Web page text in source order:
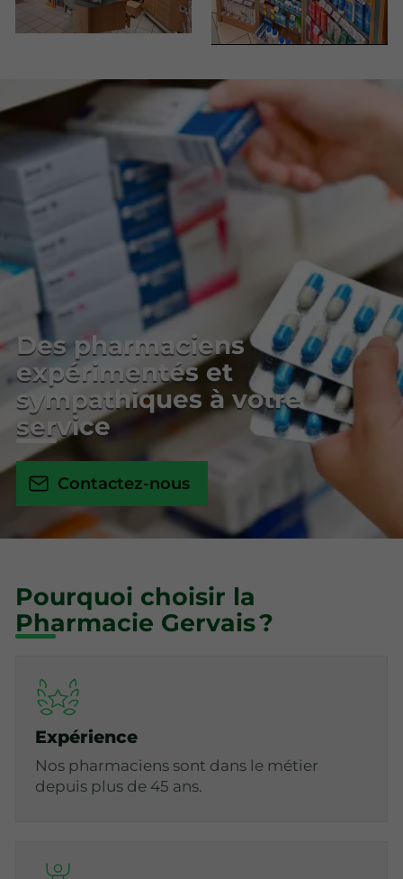
Des pharmaciens
expérimentés et
sympathiques à votre
service
Contactez-nous
Pourquoi choisir la
Pharmacie Gervais ?
Expérience
Nos pharmaciens sont dans le métier
depuis plus de 45 ans.